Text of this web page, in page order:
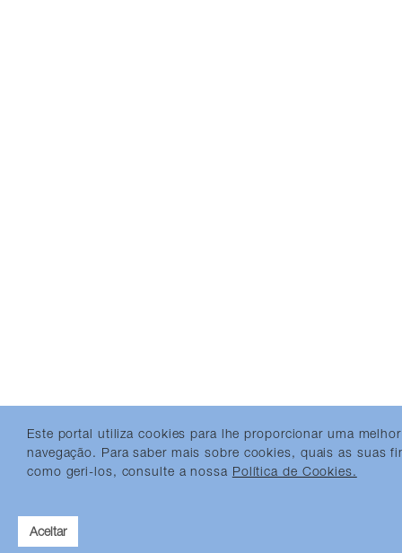
Este portal utiliza cookies para lhe proporcionar uma
navegação. Para saber mais sobre cookies, quais as suas
como geri-los, consulte a nossa Política de Cookies.
Aceitar